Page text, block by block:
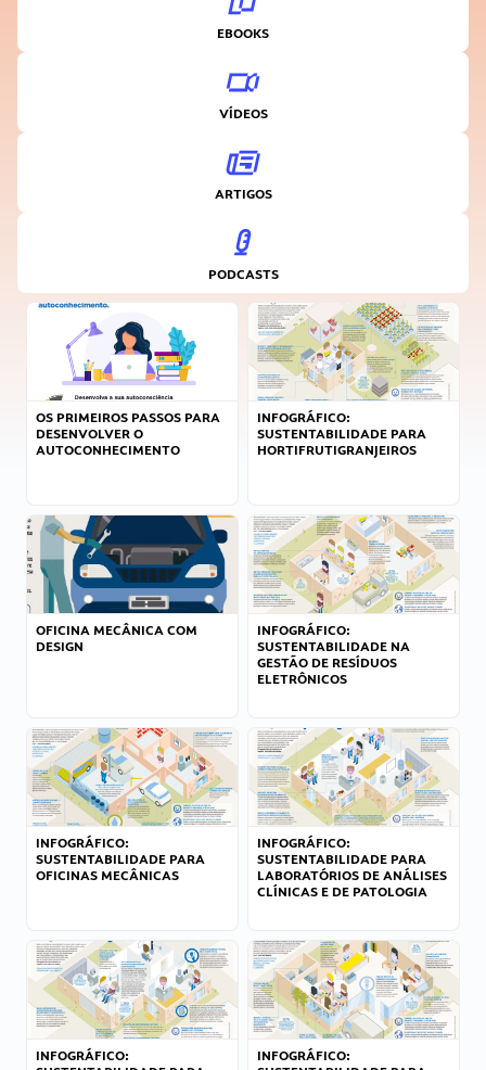
EBOOKS
VÍDEOS
ARTIGOS
PODCASTS
OS PRIMEIROS PASSOS PARA
DESENVOLVER O
AUTOCONHECIMENTO
INFOGRÁFICO:
SUSTENTABILIDADE PARA
HORTIFRUTIGRANJEIROS
OFICINA MECÂNICA COM
DESIGN
INFOGRÁFICO:
SUSTENTABILIDADE NA
GESTÃO DE RESÍDUOS
ELETRÔNICOS
INFOGRÁFICO:
SUSTENTABILIDADE PARA
OFICINAS MECÂNICAS
INFOGRÁFICO:
SUSTENTABILIDADE PARA
LABORATÓRIOS DE ANÁLISES
CLÍNICAS E DE PATOLOGIA
INFOGRÁFICO:
INFOGRÁFICO: